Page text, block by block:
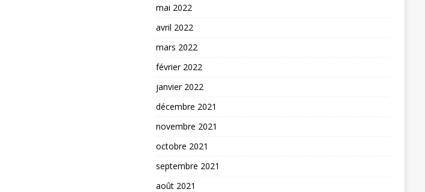
mai 2022
avril 2022
mars 2022
février 2022
janvier 2022
décembre 2021
novembre 2021
octobre 2021
septembre 2021
août 2021